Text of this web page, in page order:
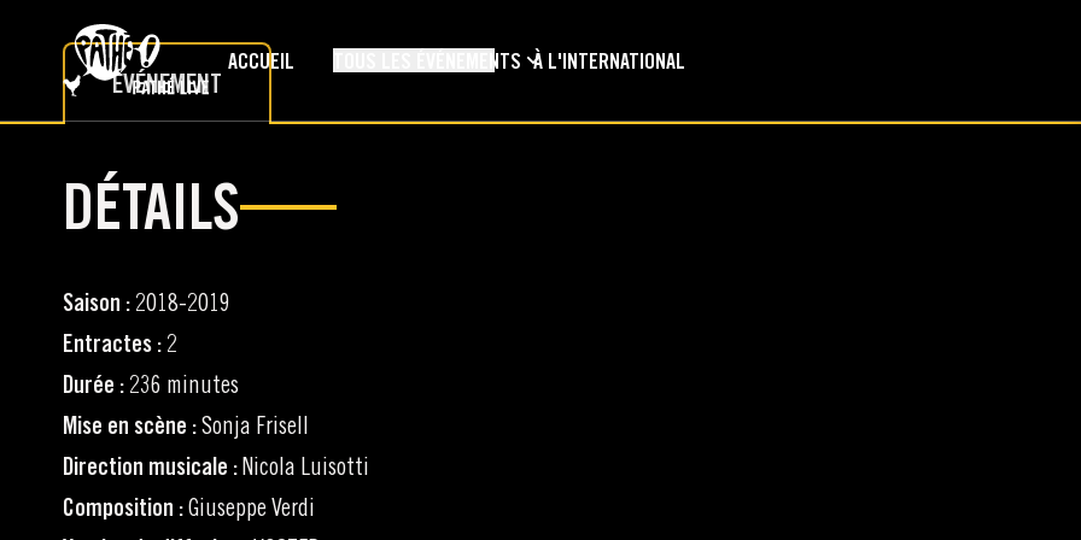
ACCUEIL
TOUS LES ÉVÉNEMENTS À L'INTERNATIONAL
ÉVÉNEMENT
DÉTAILS
Saison : 2018-2019
Entractes : 2
Durée : 236 minutes
Mise en scène :Sonja Frisell
Direction musicale :Nicola Luisotti
Composition :Giuseppe Verdi